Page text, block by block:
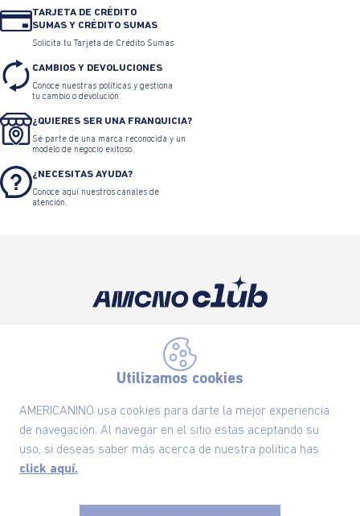
Utilizamos cookies
AMERICANINO usa cookies para darte la mejor experiencia
de navegación. Al navegar en el sitio estas aceptando su
uso, si deseas saber más acerca de nuestra política has
click aquí.
TARJETA DE CRÉDITO
SUMAS Y CRÉDITO SUMAS
Solicita tu Tarjeta de Crédito Sumas
CAMBIOS Y DEVOLUCIONES
Conoce nuestras políticas y gestiona
tu cambio o devolución.
¿QUIERES SER UNA FRANQUICIA?
Sé parte de una marca reconocida y un
modelo de negocio exitoso.
¿NECESITAS AYUDA?
Conoce aquí nuestros canales de
atención.
las ofertas exclusivas y lo último en moda
SUSCRÍBETE AHORA
Nuestra Marca